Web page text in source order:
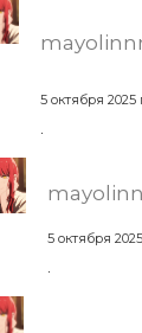
5 октября 2025
5 октября 2025